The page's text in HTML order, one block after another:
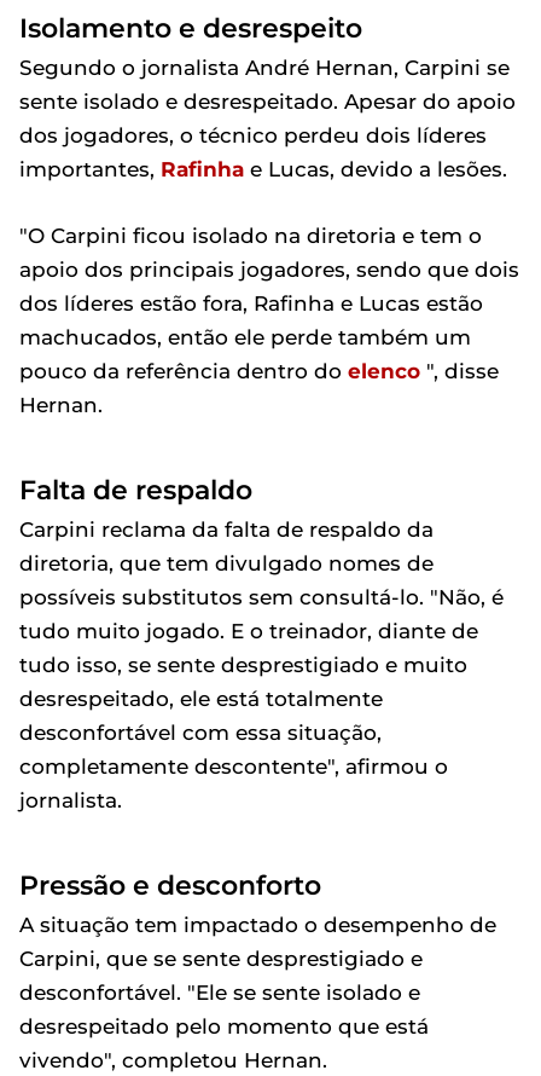
Isolamento e desrespeito
Segundo o jornalista André Hernan, Carpini se
sente isolado e desrespeitado. Apesar do apoio
dos jogadores, o técnico perdeu dois líderes
importantes, Rafinha e Lucas, devido a lesões.
"O Carpini ficou isolado na diretoria e tem o
apoio dos principais jogadores, sendo que dois
dos líderes estão fora, Rafinha e Lucas estão
machucados, então ele perde também um
pouco da referência dentro do elenco ", disse
Hernan.
Falta de respaldo
Carpini reclama da falta de respaldo da
diretoria, que tem divulgado nomes de
possíveis substitutos sem consultá-lo. "Não, é
tudo muito jogado. E o treinador, diante de
tudo isso, se sente desprestigiado e muito
desrespeitado, ele está totalmente
desconfortável com essa situação,
completamente descontente", afirmou o
jornalista.
Pressão e desconforto
A situação tem impactado o desempenho de
Carpini, que se sente desprestigiado e
desconfortável. "Ele se sente isolado e
desrespeitado pelo momento que está
vivendo", completou Hernan.